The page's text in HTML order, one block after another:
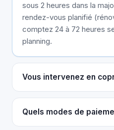
sous 2 heures dans la
rendez-vous planifié
comptez 24 à 72 heures
planning.
Vous intervenez en
Quels modes de